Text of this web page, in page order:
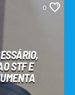
0
STF E